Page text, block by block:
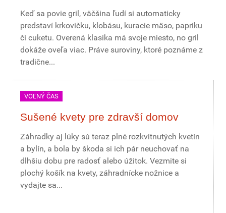
Keď sa povie gril, väčšina ľudí si automaticky
predstaví krkovičku, klobásu, kuracie mäso, papriku
či cuketu. Overená klasika má svoje miesto, no gril
dokáže oveľa viac. Práve suroviny, ktoré poznáme z
tradične...
VOĽNÝ ČAS
Sušené kvety pre zdravší domov
Záhradky aj lúky sú teraz plné rozkvitnutých kvetín
a bylín, a bola by škoda si ich pár neuchovať na
dlhšiu dobu pre radosť alebo úžitok. Vezmite si
plochý košík na kvety, záhradnícke nožnice a
vydajte sa...